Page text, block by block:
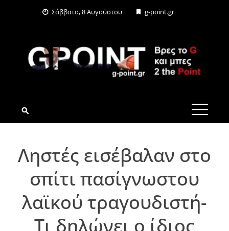
Σάββατο, 8 Αυγούστου g-point.gr
G-POINT.GR
Ληστές εισέβαλαν στο
σπίτι πασίγνωστου
λαϊκού τραγουδιστή-
Τι δηλώνει ο ίδιος